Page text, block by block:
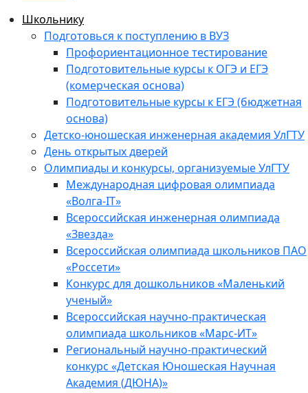
Школьнику
Подготовься к поступлению в ВУЗ
Профориентационное тестирование
Подготовительные курсы к ОГЭ и ЕГЭ
(комерческая основа)
Подготовительные курсы к ЕГЭ (бюджетная
основа)
Детско-юношеская инженерная академия УлГТУ
День открытых дверей
Олимпиады и конкурсы, организуемые УлГТУ
Международная цифровая олимпиада
«Волга-IT»
Всероссийская инженерная олимпиада
«Звезда»
Всероссийская олимпиада школьников ПАО
«Россети»
Конкурс для дошкольников «Маленький
ученый»
Всероссийская научно-практическая
олимпиада школьников «Марс-ИТ»
Региональный научно-практический
конкурс «Детская Юношеская Научная
Академия (ДЮНА)»